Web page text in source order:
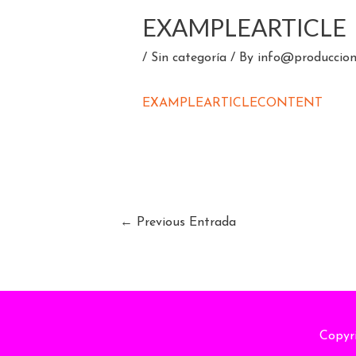
EXAMPLEARTICLE
/ Sin categoría/ By
EXAMPLEARTICLECONTENT
← Previous Entrada